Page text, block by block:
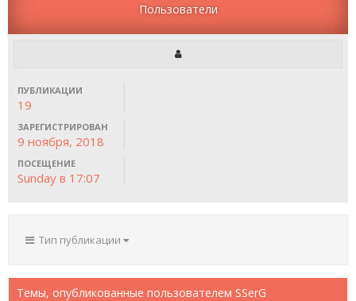
Пользователи
ПУБЛИКАЦИИ
19
ЗАРЕГИСТРИРОВАН
9 ноября, 2018
ПОСЕЩЕНИЕ
Sunday в 17:07
Тип публикации
Темы, опубликованные пользователем SSerG